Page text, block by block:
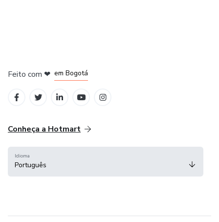
Feito com ❤ em Bogotá
Conheça a Hotmart
Idioma
Português